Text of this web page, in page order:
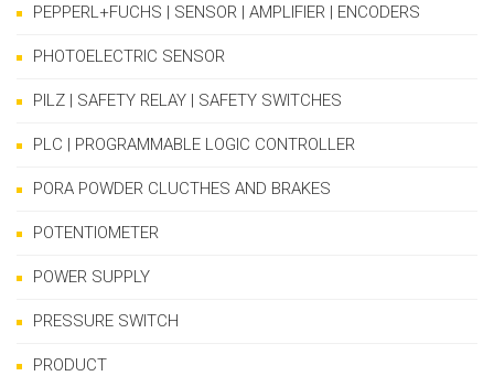
PEPPERL+FUCHS | SENSOR | AMPLIFIER | ENCODERS
PHOTOELECTRIC SENSOR
PILZ | SAFETY RELAY | SAFETY SWITCHES
PLC | PROGRAMMABLE LOGIC CONTROLLER
PORA POWDER CLUCTHES AND BRAKES
POTENTIOMETER
POWER SUPPLY
PRESSURE SWITCH
PRODUCT